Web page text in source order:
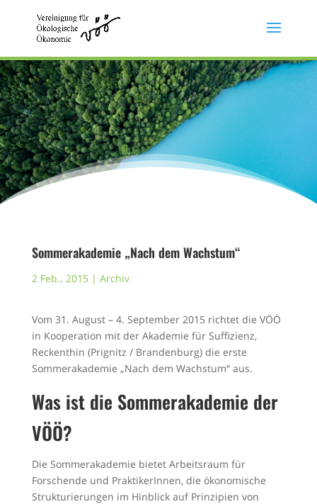
Sommerakademie „Nach dem Wachstum“
2 Feb.. 2015 | Archiv
Vom 31. August – 4. September 2015 richtet die VÖÖ
in Kooperation mit der Akademie für Suffizienz,
Reckenthin (Prignitz / Brandenburg) die erste
Sommerakademie „Nach dem Wachstum“ aus.
Was ist die Sommerakademie der
VÖÖ?
Die Sommerakademie bietet Arbeitsraum für
Forschende und PraktikerInnen, die ökonomische
Strukturierungen im Hinblick auf Prinzipien von